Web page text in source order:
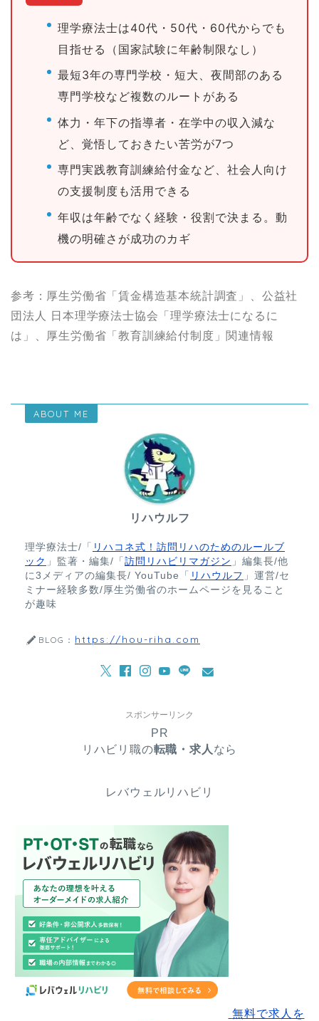
理学療法士は40代・50代・60代からでも
目指せる（国家試験に年齢制限なし）
最短3年の専門学校・短大、夜間部のある
専門学校など複数のルートがある
体力・年下の指導者・在学中の収入減な
ど、覚悟しておきたい苦労が7つ
専門実践教育訓練給付金など、社会人向け
の支援制度も活用できる
年収は年齢でなく経験・役割で決まる。動
機の明確さが成功のカギ
参考：厚生労働省「賃金構造基本統計調査」、公益社
団法人 日本理学療法士協会「理学療法士になるに
は」、厚生労働省「教育訓練給付制度」関連情報
ABOUT ME
リハウルフ
理学療法士/「 リハコネ式！訪問リハのためのルールブ
ック 」監著・編集/「 訪問リハビリマガジン 」編集長/他
に3メディアの編集長/ YouTube「 リハウルフ 」運営/セ
ミナー経験多数/厚生労働省のホームページを見ること
が趣味
BLOG： https://hou-riha.com
スポンサーリンク
PR
リハビリ職の転職・求人 なら
レバウェルリハビリ
無料で求人を